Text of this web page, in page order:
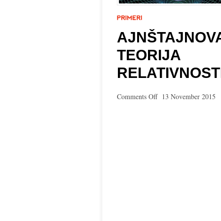
TEORIJA
Comments Offon13 November 2015